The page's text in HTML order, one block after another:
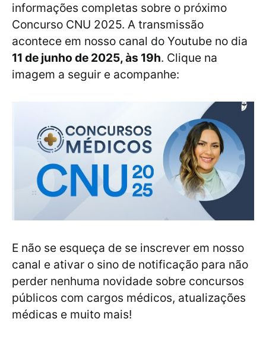
informações completas sobre o próximo
Concurso CNU 2025. A transmissão
acontece em nosso canal do Youtube no dia
11 de junho de 2025, às 19h. Clique na
imagem a seguir e acompanhe:
E não se esqueça de se inscrever em nosso
canal e ativar o sino de notificação para não
perder nenhuma novidade sobre concursos
públicos com cargos médicos, atualizações
médicas e muito mais!